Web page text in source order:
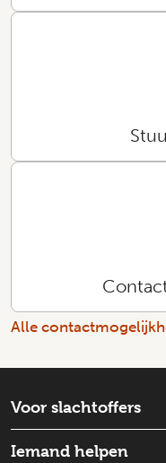
Alle
Voor slachtoffers
Wat is er gebeurd?
Iemand helpen